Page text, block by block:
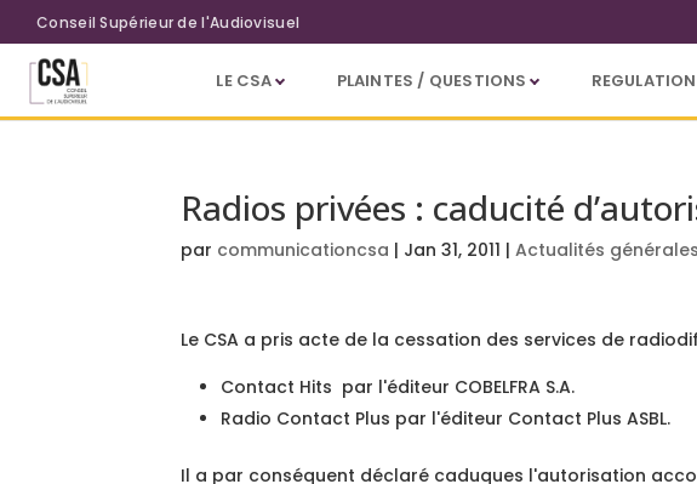
Aller au contenu principal
Conseil Supérieur de l'Audiovisuel
LE CSA PLAINTES / QUESTIONS
Radios privées : caducité
par communicationcsa | Jan 31, 2011 |Actualités générales
Le CSA a pris acte de la cessation des services de
Contact Hits par l'éditeur COBELFRA S.A.
Radio Contact Plus par l'éditeur Contact Plus ASBL.
Il a par conséquent déclaré caduques l'autorisation